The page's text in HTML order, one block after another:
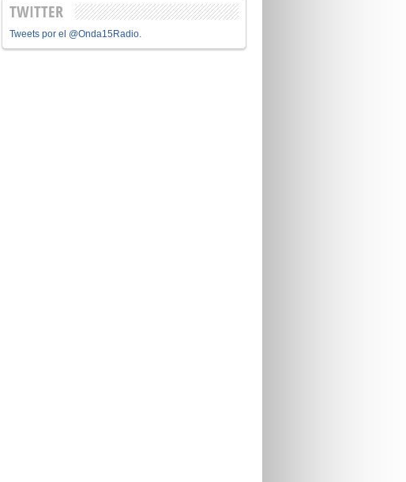
TWITTER
Tweets por el @Onda15Radio.